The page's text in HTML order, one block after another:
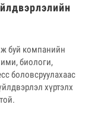
буй компанийн
биологи,
боловсруулахаас
хүртэлх